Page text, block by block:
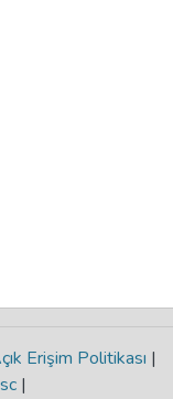
Erişim Politikası |
|